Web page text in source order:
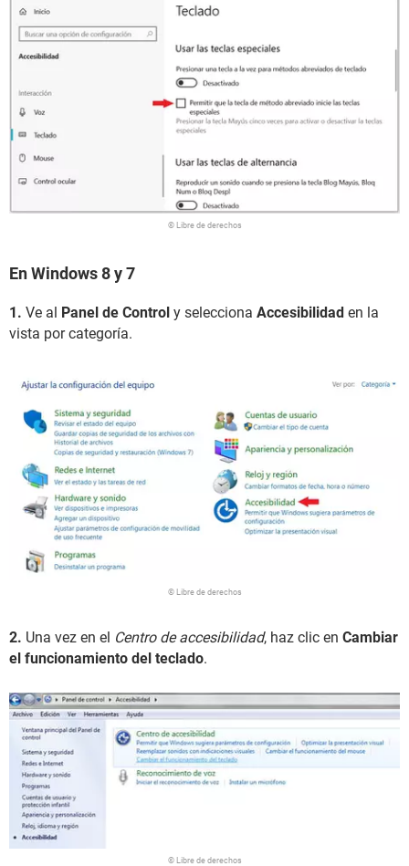
© Libre de derechos
En Windows 8 y 7
1. Ve al Panel de Control y selecciona Accesibilidad en la
vista por categoría.
© Libre de derechos
2. Una vez en el Centro de accesibilidad, haz clic en Cambiar
el funcionamiento del teclado.
© Libre de derechos